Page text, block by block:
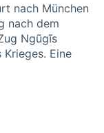
nach München
nach dem
Ngũgĩs
Krieges. Eine